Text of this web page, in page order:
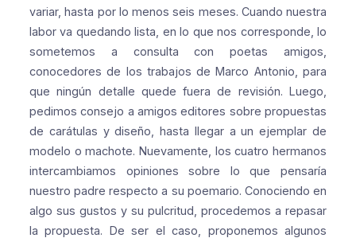
variar, hasta por lo menos seis meses. Cuando nuestra
labor va quedando lista, en lo que nos corresponde, lo
sometemos a consulta con poetas amigos,
conocedores de los trabajos de Marco Antonio, para
que ningún detalle quede fuera de revisión. Luego,
pedimos consejo a amigos editores sobre propuestas
de carátulas y diseño, hasta llegar a un ejemplar de
modelo o machote. Nuevamente, los cuatro hermanos
intercambiamos opiniones sobre lo que pensaría
nuestro padre respecto a su poemario. Conociendo en
algo sus gustos y su pulcritud, procedemos a repasar
la propuesta. De ser el caso, proponemos algunos